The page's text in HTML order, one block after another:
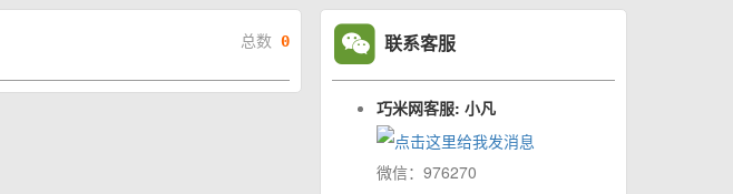
总数 0 联系客服
巧米网客服: 小凡
微信：976270